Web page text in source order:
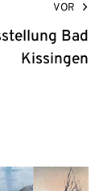
VOR
Bad
Kissingen